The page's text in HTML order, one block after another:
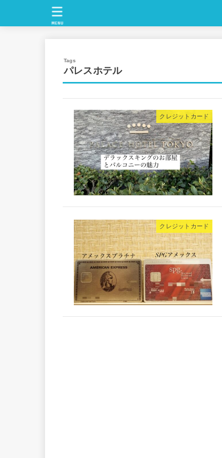
MENU
パレスホテル
クレジットカード
クレジットカード